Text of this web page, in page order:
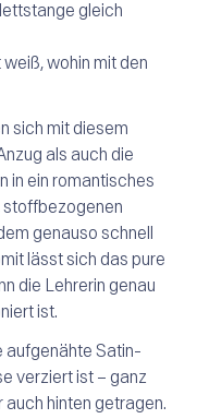
gleich
wohin mit den
sich mit diesem
als auch die
in ein romantisches
stoffbezogenen
genauso schnell
lässt sich das pure
die Lehrerin genau
ist.
aufgenähte Satin-
verziert ist – ganz
auch hinten getragen.